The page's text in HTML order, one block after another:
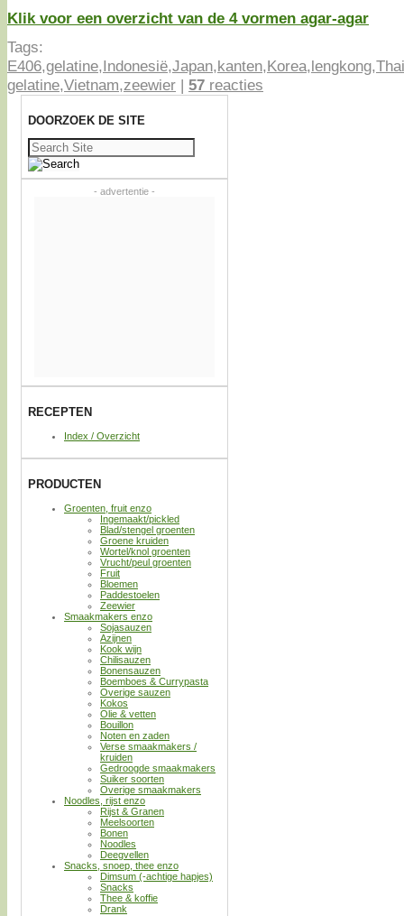
Klik voor een overzicht van de 4 vormen agar-agar
Tags:
E406,gelatine,Indonesië,Japan,kanten,Korea,lengkong,
gelatine,Vietnam,zeewier | 57 reacties
DOORZOEK DE SITE
Zoeken
naar:
- advertentie -
RECEPTEN
Index / Overzicht
PRODUCTEN
Groenten, fruit enzo
Ingemaakt/pickled
Blad/stengel groenten
Groene kruiden
Wortel/knol groenten
Vrucht/peul groenten
Fruit
Bloemen
Paddestoelen
Zeewier
Smaakmakers enzo
Sojasauzen
Azijnen
Kook wijn
Chilisauzen
Bonensauzen
Boemboes & Currypasta
Overige sauzen
Kokos
Olie & vetten
Bouillon
Noten en zaden
Verse smaakmakers /
kruiden
Gedroogde smaakmakers
Suiker soorten
Overige smaakmakers
Noodles, rijst enzo
Rijst & Granen
Meelsoorten
Bonen
Noodles
Deegvellen
Snacks, snoep, thee enzo
Dimsum (-achtige hapjes)
Snacks
Thee & koffie
Drank